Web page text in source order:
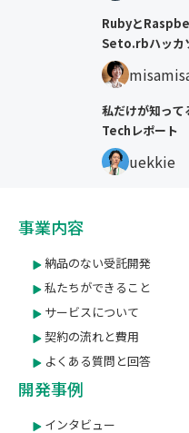
Rubyと
Seto.rbハッカ
私だけが知っ
Techレポート
uekkie
事業内容
納品のない受託開発
私たちができること
サービスについて
契約の流れと費用
よくある質問と回答
開発事例
インタビュー